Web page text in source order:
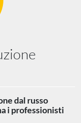
dal russo
i professionisti